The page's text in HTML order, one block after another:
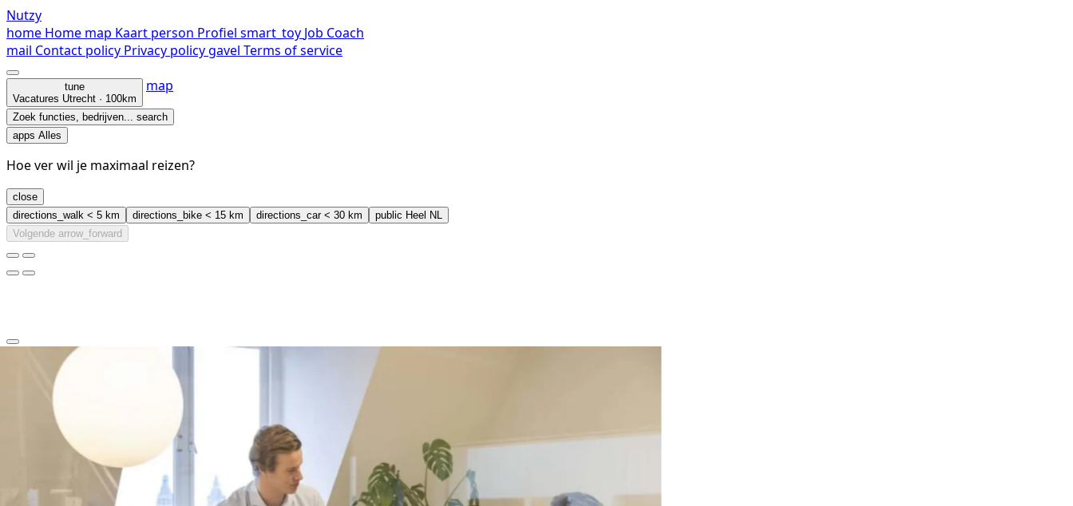
Nutzy
home Home map Kaart person Profiel smart_toy Job Coach
mail Contact policy Privacy policygavel Terms of service
tune
Vacatures Utrecht · 100km
map
Zoek functies, bedrijven... search
apps Alles
Hoe ver wil je maximaal reizen?
close
directions_walk < 5 km directions_bike < 15 km directions_car< 30 km public Heel NL
Volgende arrow_forward
arrow_back_ios_new